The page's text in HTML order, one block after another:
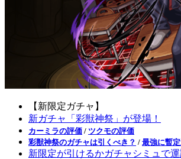
【新限定ガチャ】
新ガチャ「彩獣神祭」が登場！
カーミラの評価 / ツクモの評価
彩獣神祭のガチャは引くべき？ / 最強に暫定
新限定が引けるかガチャシミュで運